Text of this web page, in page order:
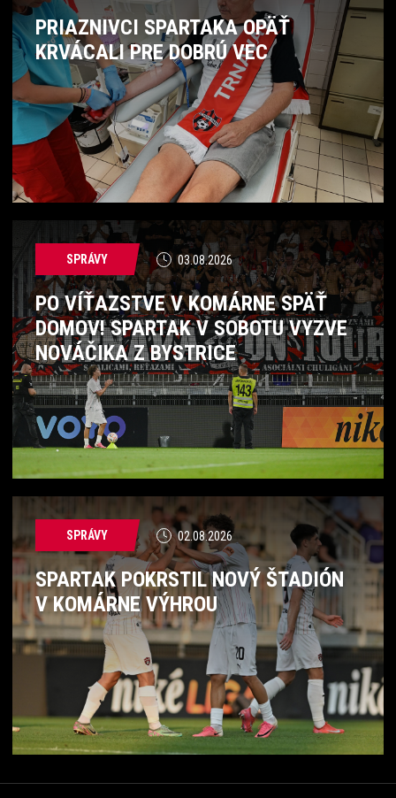
PRIAZNIVCI SPARTAKA OPÄŤ
KRVÁCALI PRE DOBRÚ VEC
SPRÁVY 03.08.2026
PO VÍŤAZSTVE V KOMÁRNE SPÄŤ
DOMOV! SPARTAK V SOBOTU VYZVE
NOVÁČIKA Z BYSTRICE
SPRÁVY 02.08.2026
SPARTAK POKRSTIL NOVÝ ŠTADIÓN
V KOMÁRNE VÝHROU